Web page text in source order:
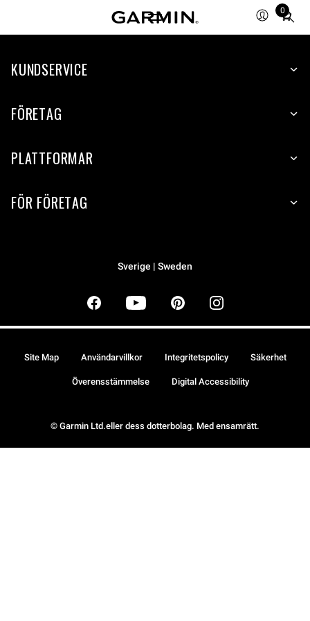
0
Total
items
cart:
KUNDSERVICE
FÖRETAG
PLATTFORMAR
FÖR FÖRETAG
Sverige | Sweden
© Garmin Ltd.eller dess dotterbolag. Med ensamrätt.
Site Map Användarvillkor Integritetspolicy Säkerhet
Överensstämmelse Digital Accessibility